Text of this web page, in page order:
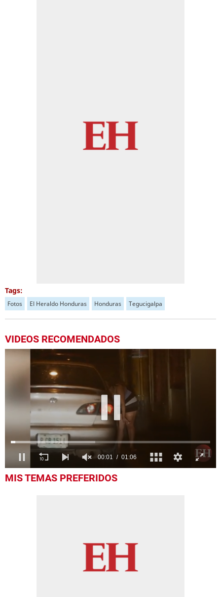
Tags:
Fotos El Heraldo Honduras Honduras Tegucigalpa
VIDEOS RECOMENDADOS
of
MIS TEMAS PREFERIDOS